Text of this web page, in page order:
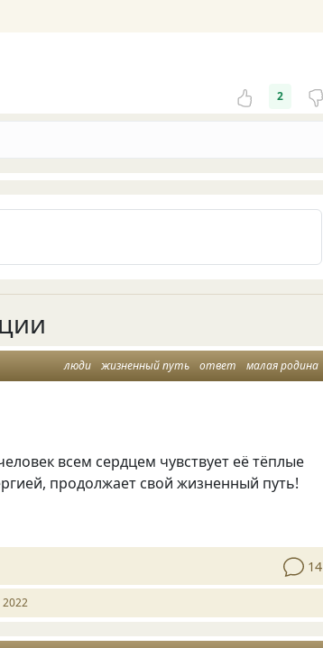
2
люди жизненный путь ответ малая родина
всем сердцем чувствует её тёплые
продолжает свой жизненный путь!
14